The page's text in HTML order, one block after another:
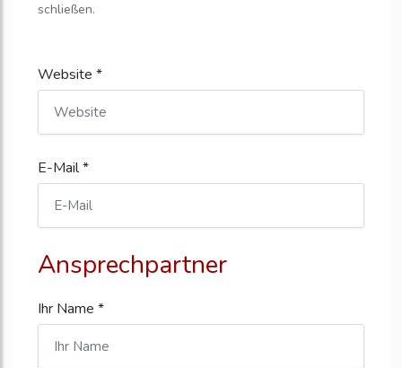
schließen.
Website *
E-Mail *
Ansprechpartner
Ihr Name *